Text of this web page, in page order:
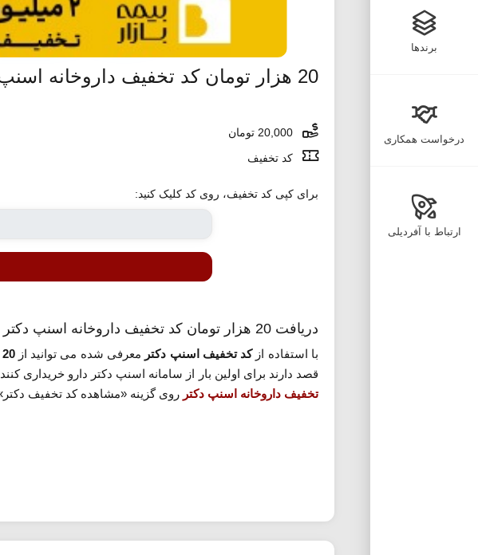
برندها
درخواست همکاری
ارتباط با آفردیلی
20 هزار تومان کد تخفیف داروخانه اسنپ دکتر
کد تخفیف
برای کپی کد تخفیف، روی کد کلیک کنید:
دریافت 20 هزار تومان کد تخفیف داروخانه اسنپ دکتر
با استفاده ازکد تخفیف اسنپ دکتر معرفی شده می توانید از20 هزار تومان تخفیف
قصد دارند برای اولین بار از سامانه اسنپ دکتر دارو خریداری کنند. همچنین حداقل رقم
تخفیف داروخانه اسنپ دکتر روی گزینه «مشاهده کد تخفیف